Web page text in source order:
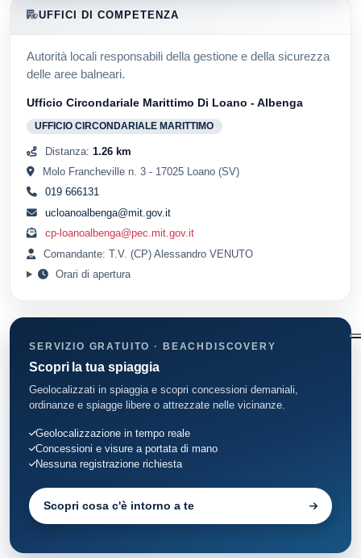
UFFICI DI COMPETENZA
Autorità locali responsabili della gestione e della sicurezza
delle aree balneari.
Ufficio Circondariale Marittimo Di Loano - Albenga
UFFICIO CIRCONDARIALE MARITTIMO
Distanza: 1.26 km
Molo Francheville n. 3 - 17025 Loano (SV)
019 666131
ucloanoalbenga@mit.gov.it
cp-loanoalbenga@pec.mit.gov.it
Comandante: T.V. (CP) Alessandro VENUTO
Orari di apertura
SERVIZIO GRATUITO · BEACHDISCOVERY
Scopri la tua spiaggia
Geolocalizzati in spiaggia e scopri concessioni demaniali,
ordinanze e spiagge libere o attrezzate nelle vicinanze.
Geolocalizzazione in tempo reale
Concessioni e visure a portata di mano
Nessuna registrazione richiesta
Scopri cosa c'è intorno a te